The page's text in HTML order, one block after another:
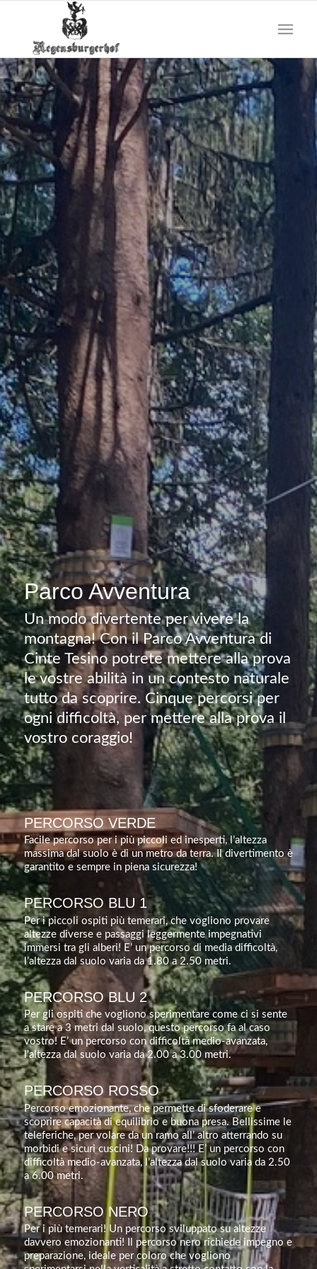
Parco Avventura
Un modo divertente per vivere la
montagna! Con il Parco Avventura di
Cinte Tesino potrete mettere alla prova
le vostre abilità in un contesto naturale
tutto da scoprire. Cinque percorsi per
ogni difficoltà, per mettere alla prova il
vostro coraggio!
PERCORSO VERDE
Facile percorso per i più piccoli ed inesperti, l’altezza
massima dal suolo è di un metro da terra. Il divertimento è
garantito e sempre in piena sicurezza!
PERCORSO BLU 1
Per i piccoli ospiti più temerari, che vogliono provare
altezze diverse e passaggi leggermente impegnativi
immersi tra gli alberi! E’ un percorso di media difficoltà,
l’altezza dal suolo varia da 1.80 a 2.50 metri.
PERCORSO BLU 2
Per gli ospiti che vogliono sperimentare come ci si sente
a stare a 3 metri dal suolo, questo percorso fa al caso
vostro! E’ un percorso con difficoltà medio-avanzata,
l’altezza dal suolo varia da 2.00 a 3.00 metri.
PERCORSO ROSSO
Percorso emozionante, che permette di sfoderare e
scoprire capacità di equilibrio e buona presa. Bellissime le
teleferiche, per volare da un ramo all’ altro atterrando su
morbidi e sicuri cuscini! Da provare!!! E’ un percorso con
difficoltà medio-avanzata, l’altezza dal suolo varia da 2.50
a 6.00 metri.
PERCORSO NERO
Per i più temerari! Un percorso sviluppato su altezze
davvero emozionanti! Il percorso nero richiede impegno e
preparazione, ideale per coloro che vogliono